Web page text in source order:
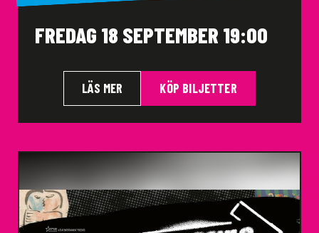
FREDAG 18 SEPTEMBER 19:00
LÄS MER KÖP BILJETTER